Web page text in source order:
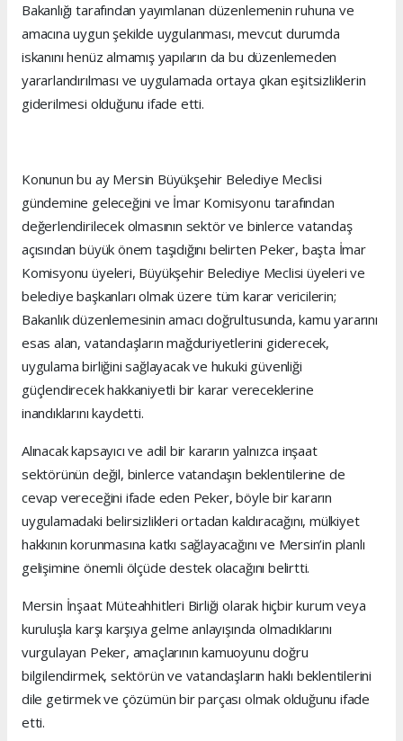
Bakanlığı tarafından yayımlanan düzenlemenin ruhuna ve
amacına uygun şekilde uygulanması, mevcut durumda
iskanını henüz almamış yapıların da bu düzenlemeden
yararlandırılması ve uygulamada ortaya çıkan eşitsizliklerin
giderilmesi olduğunu ifade etti.
Konunun bu ay Mersin Büyükşehir Belediye Meclisi
gündemine geleceğini ve İmar Komisyonu tarafından
değerlendirilecek olmasının sektör ve binlerce vatandaş
açısından büyük önem taşıdığını belirten Peker, başta İmar
Komisyonu üyeleri, Büyükşehir Belediye Meclisi üyeleri ve
belediye başkanları olmak üzere tüm karar vericilerin;
Bakanlık düzenlemesinin amacı doğrultusunda, kamu yararını
esas alan, vatandaşların mağduriyetlerini giderecek,
uygulama birliğini sağlayacak ve hukuki güvenliği
güçlendirecek hakkaniyetli bir karar vereceklerine
inandıklarını kaydetti.
Alınacak kapsayıcı ve adil bir kararın yalnızca inşaat
sektörünün değil, binlerce vatandaşın beklentilerine de
cevap vereceğini ifade eden Peker, böyle bir kararın
uygulamadaki belirsizlikleri ortadan kaldıracağını, mülkiyet
hakkının korunmasına katkı sağlayacağını ve Mersin’in planlı
gelişimine önemli ölçüde destek olacağını belirtti.
Mersin İnşaat Müteahhitleri Birliği olarak hiçbir kurum veya
kuruluşla karşı karşıya gelme anlayışında olmadıklarını
vurgulayan Peker, amaçlarının kamuoyunu doğru
bilgilendirmek, sektörün ve vatandaşların haklı beklentilerini
dile getirmek ve çözümün bir parçası olmak olduğunu ifade
etti.